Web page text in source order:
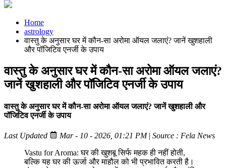
Home
astrology
वास्तु के अनुसार घर में कौन-सा अरोमा ऑयल जलाएं? जानें खुशहाली
और पॉजिटिव एनर्जी के उपाय
वास्तु के अनुसार घर में कौन-सा अरोमा ऑयल जलाएं?
जानें खुशहाली और पॉजिटिव एनर्जी के उपाय
वास्तु के अनुसार घर में कौन-सा अरोमा ऑयल जलाएं? जानें खुशहाली और
पॉजिटिव एनर्जी के उपाय
Last Updated Mar - 10 - 2026, 01:21 PM| Source : Fela News
Vastu for Aroma: घर की खुशबू सिर्फ महक ही नहीं होती,
बल्कि यह घर की ऊर्जा और माहौल को भी प्रभावित करती है।